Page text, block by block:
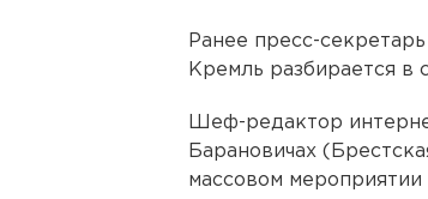
Ранее пресс-
Кремль разбирается в
Шеф-редактор
Барановичах
массовом мероприятии